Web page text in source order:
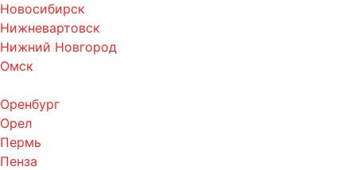
Новосибирск
Нижневартовск
Нижний Новгород
Омск
Оренбург
Орел
Пермь
Пенза